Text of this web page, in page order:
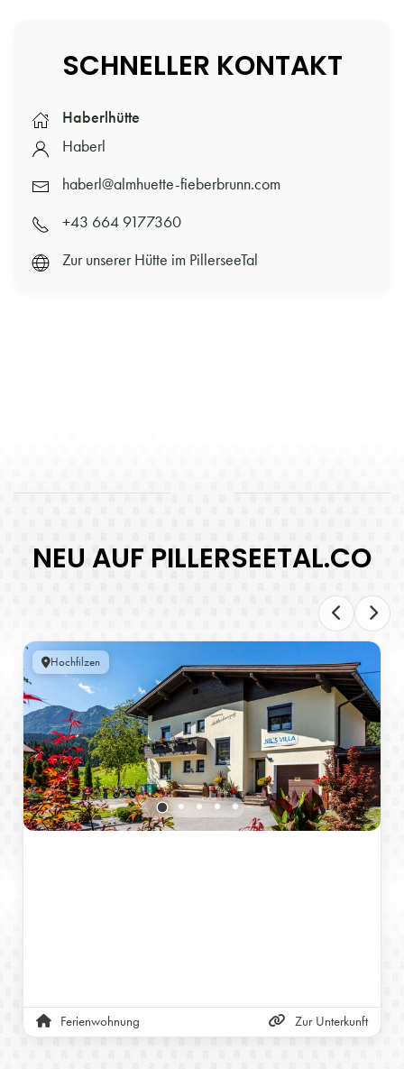
SCHNELLER KONTAKT
Haberlhütte
Haberl
haberl@almhuette-fieberbrunn.com
+43 664 9177360
Zur unserer Hütte im PillerseeTal
NEU AUF PILLERSEETAL.CO
Hochfilzen
Ferienwohnung Zur Unterkunft